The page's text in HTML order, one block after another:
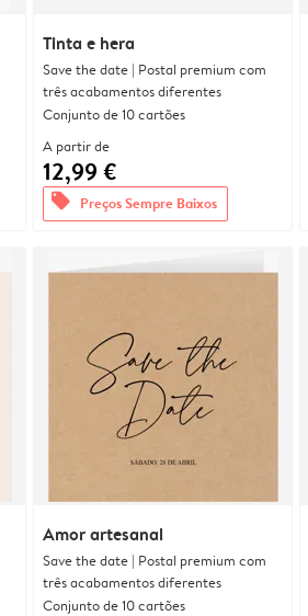
Tinta e hera
Save the date | Postal premium com
três acabamentos diferentes
Conjunto de 10 cartões
A partir de
12,99 €
offers Preços Sempre Baixos
Amor artesanal
Save the date | Postal premium com
três acabamentos diferentes
Conjunto de 10 cartões